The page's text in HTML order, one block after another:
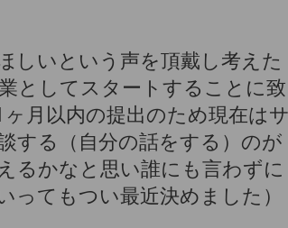
しいという声を頂戴し考えた
としてスタートすることに致
月以内の提出のため現在はサ
する（自分の話をする）のが
るかなと思い誰にも言わずに
てもつい最近決めました）